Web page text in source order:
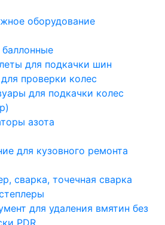
оборудование
для подкачки шин
проверки колес
для подкачки колес
азота
для кузовного ремонта
сварка, точечная сварка
для удаления вмятин без